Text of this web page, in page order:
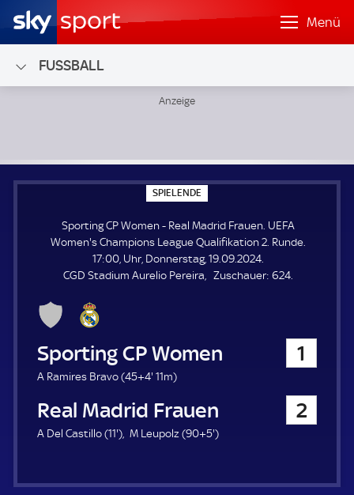
Menü
FUSSBALL
SPIELENDE
P
E
L
E
N
E
Sporting CP Women - Real Madrid Frauen. UEFA
Women's Champions League Qualifikation 2. Runde.
17:00, Uhr, Donnerstag, 19.09.2024.
CGD Stadium Aurelio Pereira
Zuschauer: Z
624.
Sporting CP Women 1
A Ramires Bravo (45+4'4
.
i
t
11m)
Real Madrid Frauen 2
A Del Castillo (11'1) M Leupolz (90+5'9
)